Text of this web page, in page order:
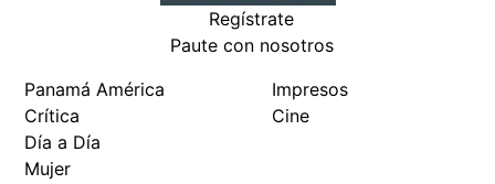
Regístrate
Paute con nosotros
Panamá América
Crítica
Día a Día
Mujer
Impresos
Cine